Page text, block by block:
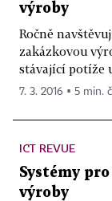
výroby
Ročně
zakázkovou
stávající potíže
7. 3. 2016 ▪ 5 min.
ICT REVUE
Systémy
výroby